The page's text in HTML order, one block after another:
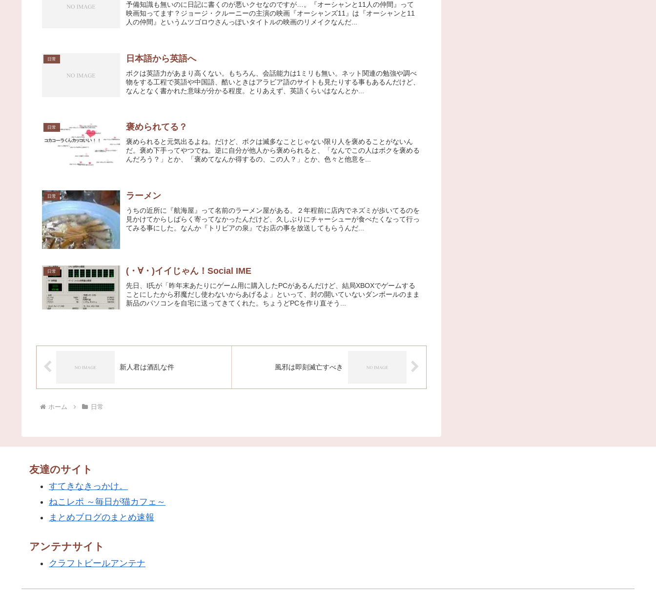
予備知識も無いのに日記に書くのが悪いクセなのですが…。『オーシャンと11人の仲間』って
映画知ってます？ジョージ・クルーニーの主演の映画『オーシャンズ11』は『オーシャンと11
人の仲間』というムツゴロウさんっぽいタイトルの映画のリメイクなんだ...
日常 日本語から英語へ
ボクは英語力があまり高くない。もちろん、会話能力は1ミリも無い。ネット関連の勉強や調べ
物をする工程で英語や中国語、酷いときはアラビア語のサイトも見たりする事もあるんだけど、
なんとなく書かれた意味が分かる程度。とりあえず、英語くらいはなんとか...
日常 褒められてる？
褒められると元気出るよね。だけど、ボクは滅多なことじゃない限り人を褒めることがないん
だ。褒め下手ってやつでね。逆に自分が他人から褒められると、「なんでこの人はボクを褒める
んだろう？」とか、「褒めてなんか得するの、この人？」とか、色々と他意を...
日常 ラーメン
うちの近所に『航海屋』って名前のラーメン屋がある。２年程前に店内でネズミが歩いてるのを
見かけてからしばらく寄ってなかったんだけど、久しぶりにチャーシューが食べたくなって行っ
てみる事にした。なんか『トリビアの泉』でお店の事を放送してもらうんだ...
日常 (・∀・)イイじゃん！Social IME
先日、I氏が「昨年末あたりにゲーム用に購入したPCがあるんだけど、結局XBOXでゲームする
ことにしたから邪魔だし使わないからあげるよ」といって、封の開いていないダンボールのまま
新品のパソコンを自宅に送ってきてくれた。ちょうどPCを作り直そう...
新人君は酒乱な件 風邪は即刻滅亡すべき
ホーム 日常
友達のサイト
すてきなきっかけ。
ねこレポ ～毎日が猫カフェ～
まとめブログのまとめ速報
アンテナサイト
クラフトビールアンテナ